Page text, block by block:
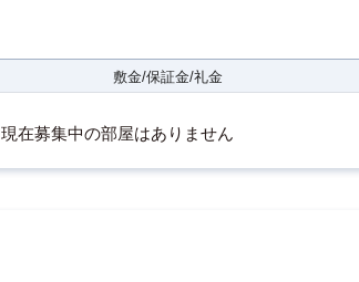
敷金/保証金/礼金
現在募集中の部屋はありません